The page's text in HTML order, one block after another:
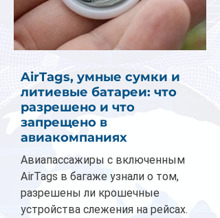
AirTags, умные сумки и
литиевые батареи: что
разрешено и что
запрещено в
авиакомпаниях
Авиапассажиры с включенным
AirTags в багаже узнали о том,
разрешены ли крошечные
устройства слежения на рейсах.